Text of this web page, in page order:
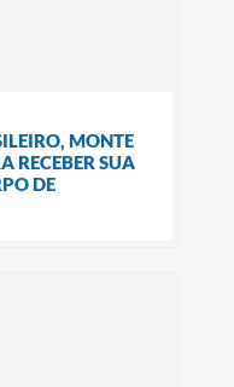
MONTE
RECEBER SUA
DE